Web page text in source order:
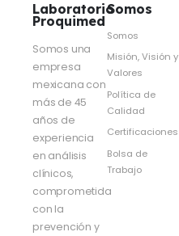
Laboratorio
Proquimed
Somos una
empresa
mexicana con
más de 45
años de
experiencia
en análisis
clínicos,
comprometida
con la
prevención y
Somos
Somos
Misión, Visión y
Valores
Política de
Calidad
Certificaciones
Bolsa de
Trabajo